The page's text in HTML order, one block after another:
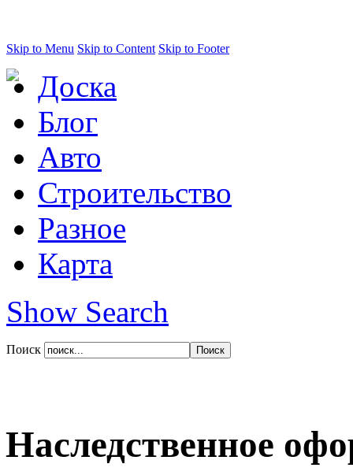
Skip to Menu Skip to Content Skip to Footer
Доска
Блог
Авто
Строительство
Разное
Карта
Show Search
Поиск
Наследственное